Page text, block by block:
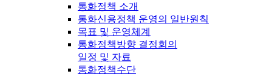
통화정책 소개
통화신용정책 운영의 일반원칙
목표 및 운영체계
통화정책방향 결정회의
일정 및 자료
통화정책수단